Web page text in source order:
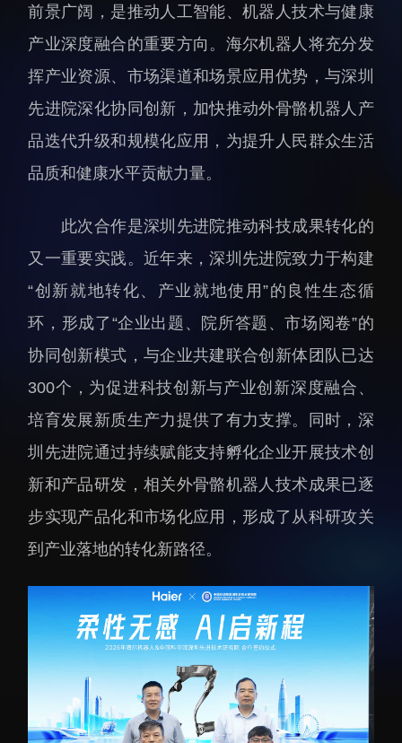
科研进展
科研诚信与伦理委员会
实验动物管理
分析测试中心
实验室建设与管理
生物安全管理
要闻播报
科研进展
综合新闻
合作交流
学术活动
科学普及
先进视界
教育概况
学生活动
交流动态
转移转化
前景广阔，是推动人工智能、机器人技术与健康
产业深度融合的重要方向。海尔机器人将充分发
挥产业资源、市场渠道和场景应用优势，与深圳
先进院深化协同创新，加快推动外骨骼机器人产
品迭代升级和规模化应用，为提升人民群众生活
品质和健康水平贡献力量。
此次合作是深圳先进院推动科技成果转化的
又一重要实践。近年来，深圳先进院致力于构建
“创新就地转化、产业就地使用”的良性生态循
环，形成了“企业出题、院所答题、市场阅卷”的
协同创新模式，与企业共建联合创新体团队已达
300个，为促进科技创新与产业创新深度融合、
培育发展新质生产力提供了有力支撑。同时，深
圳先进院通过持续赋能支持孵化企业开展技术创
新和产品研发，相关外骨骼机器人技术成果已逐
步实现产品化和市场化应用，形成了从科研攻关
到产业落地的转化新路径。